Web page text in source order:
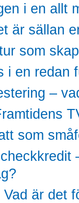
i en allt
är sällan
som
i en redan
–
som
är det